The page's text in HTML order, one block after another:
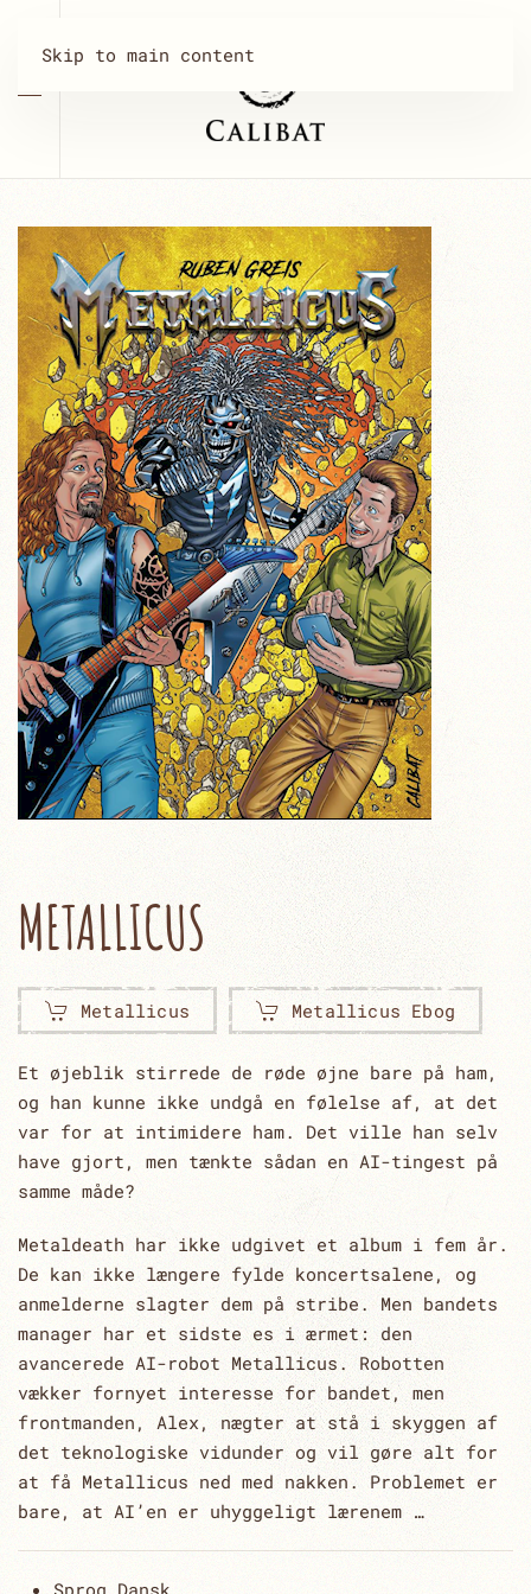
Skip to main content
METALLICUS
Metallicus Metallicus Ebog
Et øjeblik stirrede de røde øjne bare på ham,
og han kunne ikke undgå en følelse af, at det
var for at intimidere ham. Det ville han selv
have gjort, men tænkte sådan en AI-tingest på
samme måde?
Metaldeath har ikke udgivet et album i fem år.
De kan ikke længere fylde koncertsalene, og
anmelderne slagter dem på stribe. Men bandets
manager har et sidste es i ærmet: den
avancerede AI-robot Metallicus. Robotten
vækker fornyet interesse for bandet, men
frontmanden, Alex, nægter at stå i skyggen af
det teknologiske vidunder og vil gøre alt for
at få Metallicus ned med nakken. Problemet er
bare, at AI’en er uhyggeligt lærenem …
Sprog Dansk